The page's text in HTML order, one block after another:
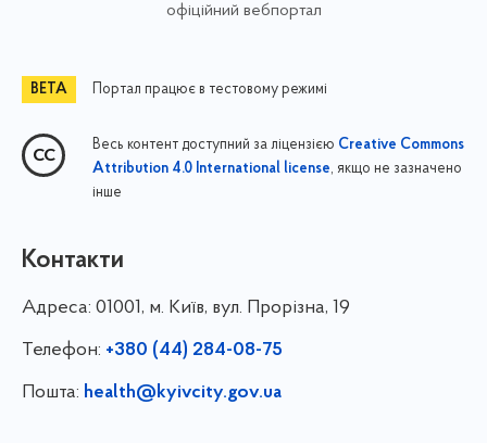
офіційний вебпортал
Портал працює в тестовому режимі
Весь контент доступний за ліцензією Creative Commons
Attribution 4.0 International license, якщо не зазначено
інше
Контакти
Адреса: 01001, м. Київ, вул. Прорізна, 19
Телефон: +380 (44) 284-08-75
Пошта: health@kyivcity.gov.ua